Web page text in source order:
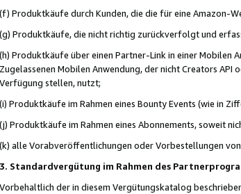
(f) Produktkäufe durch Kunden, die die für eine Amazon-
(g) Produktkäufe, die nicht richtig zurückverfolgt und
(h) Produktkäufe über einen Partner-Link in einer Mobilen
Zugelassenen Mobilen Anwendung, der nicht Creators
Verfügung stellen, nutzt;
(i) Produktkäufe im Rahmen eines Bounty Events (wie in
(j) Produktkäufe im Rahmen eines Abonnements, soweit
(k) alle Vorabveröffentlichungen oder Vorbestellungen
3. Standardvergütung im Rahmen des
Vorbehaltlich der in diesem Vergütungskatalog